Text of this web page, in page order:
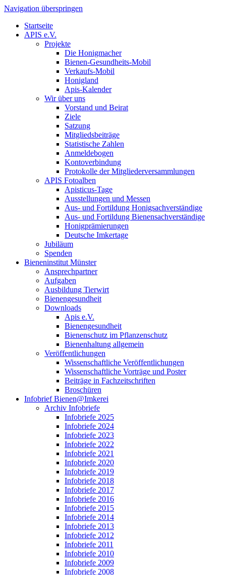
Navigation überspringen
Startseite
APIS e.V.
Projekte
Die Honigmacher
Bienen-Gesundheits-Mobil
Verkaufs-Mobil
Honigland
Apis-Kalender
Wir über uns
Vorstand und Beirat
Ziele
Satzung
Mitgliedsbeiträge
Statistische Zahlen
Anmeldebogen
Kontoverbindung
Protokolle der Mitgliederversammlungen
APIS Fotoalben
Apisticus-Tage
Ausstellungen und Messen
Aus- und Fortildung Honigsachverständige
Aus- und Fortildung Bienensachverständige
Honigprämierungen
Deutsche Imkertage
Jubiläum
Spenden
Bieneninstitut Münster
Ansprechpartner
Aufgaben
Ausbildung Tierwirt
Bienengesundheit
Downloads
Apis e.V.
Bienengesundheit
Bienenschutz im Pflanzenschutz
Bienenhaltung allgemein
Veröffentlichungen
Wissenschaftliche Veröffentlichungen
Wissenschaftliche Vorträge und Poster
Beiträge in Fachzeitschriften
Broschüren
Infobrief Bienen@Imkerei
Archiv Infobriefe
Infobriefe 2025
Infobriefe 2024
Infobriefe 2023
Infobriefe 2022
Infobriefe 2021
Infobriefe 2020
Infobriefe 2019
Infobriefe 2018
Infobriefe 2017
Infobriefe 2016
Infobriefe 2015
Infobriefe 2014
Infobriefe 2013
Infobriefe 2012
Infobriefe 2011
Infobriefe 2010
Infobriefe 2009
Infobriefe 2008